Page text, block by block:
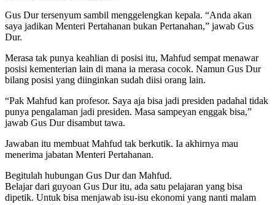
Gus Dur tersenyum sambil menggelengkan kepala. “Anda akan
saya jadikan Menteri Pertahanan bukan Pertanahan,” jawab Gus
Dur.
Merasa tak punya keahlian di posisi itu, Mahfud sempat menawar
posisi kementerian lain di mana ia merasa cocok. Namun Gus Dur
bilang posisi yang diinginkan sudah diisi orang lain.
“Pak Mahfud kan profesor. Saya aja bisa jadi presiden padahal tidak
punya pengalaman jadi presiden. Masa sampeyan enggak bisa,”
jawab Gus Dur disambut tawa.
Jawaban itu membuat Mahfud tak berkutik. Ia akhirnya mau
menerima jabatan Menteri Pertahanan.
Begitulah hubungan Gus Dur dan Mahfud.
Belajar dari guyoan Gus Dur itu, ada satu pelajaran yang bisa
dipetik. Untuk bisa menjawab isu-isu ekonomi yang nanti malam